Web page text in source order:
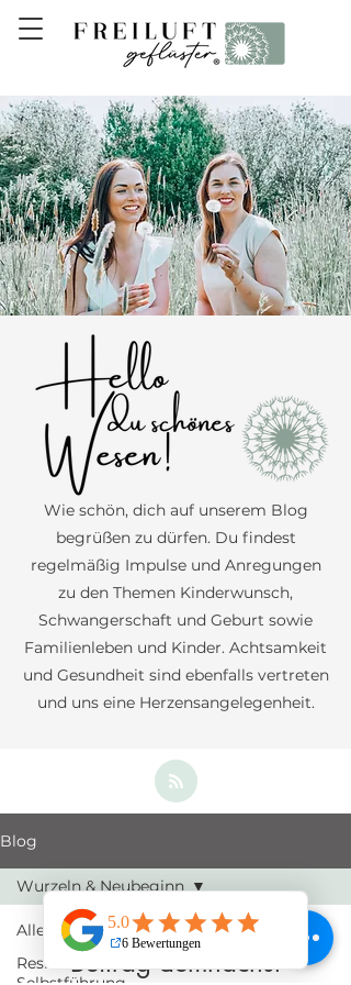
Wie schön, dich auf unserem Blog
begrüßen zu dürfen. Du findest
regelmäßig Impulse und Anregungen
zu den Themen Kinderwunsch,
Schwangerschaft und Geburt sowie
Familienleben und Kinder. Achtsamkeit
und Gesundheit sind ebenfalls vertreten
und uns eine Herzensangelegenheit.
Blog
Alle Beiträge
Resilienz &
Wurzeln & Neubeginn
Beitrag demnächst